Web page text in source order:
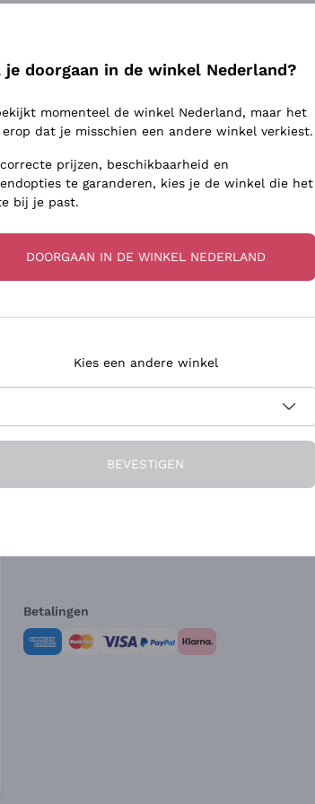
Argiolas
Ca' dei Frati
Over ons
Betalingen
lees onzePrivacybeleid
je doorgaan in de winkel Nederland?
momenteel de winkel Nederland, maar het
dat je misschien een andere winkel verkiest.
prijzen, beschikbaarheid en
te garanderen, kies je de winkel die het
bij je past.
DOORGAAN IN DE WINKEL NEDERLAND
Kies een andere winkel
BEVESTIGEN